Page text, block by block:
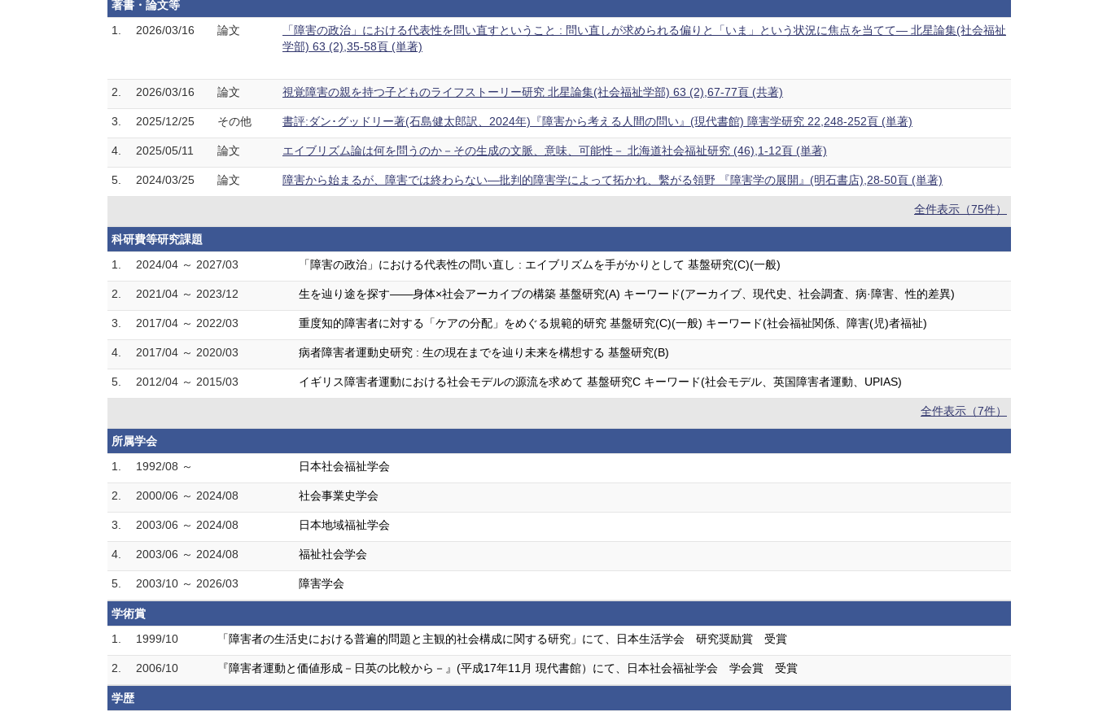
著書・論文等
1.
2026/03/16 論文
「障害の政治」における代表性を問い直すということ : 問い直しが求められる偏りと「いま」という状況に焦点を当てて― 北星論集(社会福祉
学部) 63 (2),35-58頁 (単著)
2. 2026/03/16 論文 視覚障害の親を持つ子どものライフストーリー研究 北星論集(社会福祉学部) 63 (2),67-77頁 (共著)
3. 2025/12/25 その他 書評:ダン･グッドリー著(石島健太郎訳、2024年)『障害から考える人間の問い』(現代書館) 障害学研究 22,248-252頁 (単著)
4. 2025/05/11 論文 エイブリズム論は何を問うのか－その生成の文脈、意味、可能性－ 北海道社会福祉研究 (46),1-12頁 (単著)
5. 2024/03/25 論文 障害から始まるが、障害では終わらない―批判的障害学によって拓かれ、繫がる領野 『障害学の展開』(明石書店),28-50頁 (単著)
全件表示（75件）
科研費等研究課題
1.
2024/04 ～ 2027/03 「障害の政治」における代表性の問い直し : エイブリズムを手がかりとして 基盤研究(C)(一般)
2. 2021/04 ～ 2023/12 生を辿り途を探す――身体×社会アーカイブの構築 基盤研究(A) キーワード(アーカイブ、現代史、社会調査、病·障害、性的差異)
3. 2017/04 ～ 2022/03 重度知的障害者に対する「ケアの分配」をめぐる規範的研究 基盤研究(C)(一般) キーワード(社会福祉関係、障害(児)者福祉)
4. 2017/04 ～ 2020/03 病者障害者運動史研究 : 生の現在までを辿り未来を構想する 基盤研究(B)
5. 2012/04 ～ 2015/03 イギリス障害者運動における社会モデルの源流を求めて 基盤研究C キーワード(社会モデル、英国障害者運動、UPIAS)
全件表示（7件）
所属学会
1.
1992/08 ～ 日本社会福祉学会
2. 2000/06 ～ 2024/08 社会事業史学会
3. 2003/06 ～ 2024/08 日本地域福祉学会
4. 2003/06 ～ 2024/08 福祉社会学会
5. 2003/10 ～ 2026/03 障害学会
学術賞
1.
1999/10 「障害者の生活史における普遍的問題と主観的社会構成に関する研究」にて、日本生活学会 研究奨励賞 受賞
2. 2006/10 『障害者運動と価値形成－日英の比較から－』(平成17年11月 現代書館）にて、日本社会福祉学会 学会賞 受賞
学歴